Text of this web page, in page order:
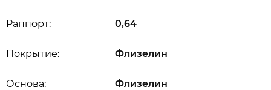
Раппорт: 0,64
Основа: Флизелин
Покрытие: Флизелин